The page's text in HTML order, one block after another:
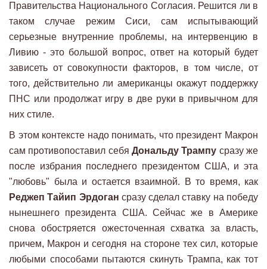
Правительства Национального Согласия. Решится ли в
таком случае режим Сиси, сам испытывающий
серьезные внутренние проблемы, на интервенцию в
Ливию - это большой вопрос, ответ на который будет
зависеть от совокупности факторов, в том числе, от
того, действительно ли американцы окажут поддержку
ПНС или продолжат игру в две руки в привычном для
них стиле.
В этом контексте надо понимать, что президент Макрон
сам противопоставил себя Дональду Трампу сразу же
после избрания последнего президентом США, и эта
"любовь" была и остается взаимной. В то время, как
Реджеп Тайип Эрдоган сразу сделал ставку на победу
нынешнего президента США. Сейчас же в Америке
снова обостряется ожесточенная схватка за власть,
причем, Макрон и сегодня на стороне тех сил, которые
любыми способами пытаются скинуть Трампа, как тот